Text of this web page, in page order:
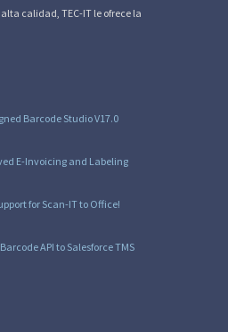
calidad, TEC-IT le ofrece la
Barcode Studio V17.0
E-Invoicing and Labeling
for Scan-IT to Office!
API to Salesforce TMS